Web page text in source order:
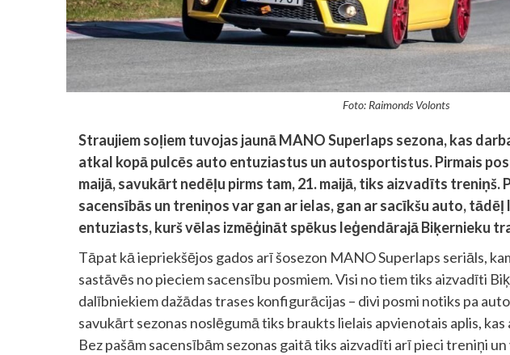
Foto: Raimonds Volonts
Straujiem soļiem tuvojas jaunā MANO Superlaps sezona, kas
atkal kopā pulcēs auto entuziastus un autosportistus. Pirmais
maijā, savukārt nedēļu pirms tam, 21. maijā, tiks aizvadīts treniņš.
sacensībās un treniņos var gan ar ielas, gan ar sacīkšu auto,
entuziasts, kurš vēlas izmēģināt spēkus leģendārajā Biķernieku
Tāpat kā iepriekšējos gados arī šosezon MANO Superlaps seriāls,
sastāvēs no pieciem sacensību posmiem. Visi no tiem tiks aizvadīti
dalībniekiem dažādas trases konfigurācijas – divi posmi notiks pa
savukārt sezonas noslēgumā tiks braukts lielais apvienotais aplis,
Bez pašām sacensībām sezonas gaitā tiks aizvadīti arī pieci treniņi